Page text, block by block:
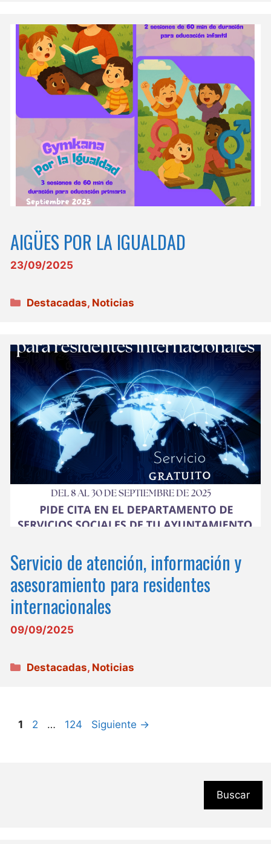
AIGÜES POR LA IGUALDAD
23/09/2025
Categorías
Destacadas, Noticias
Servicio de atención, información y
asesoramiento para residentes
internacionales
09/09/2025
Categorías
Destacadas, Noticias
Página
1 Página
2 … Página
124 Siguiente →
Buscar